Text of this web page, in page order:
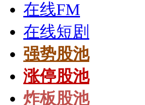
在线FM
在线短剧
强势股池
涨停股池
炸板股池